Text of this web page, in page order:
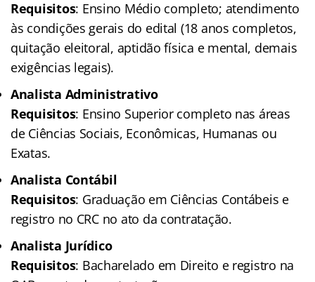
Requisitos: Ensino Médio completo; atendimento
às condições gerais do edital (18 anos completos,
quitação eleitoral, aptidão física e mental, demais
exigências legais).
Analista Administrativo
Requisitos: Ensino Superior completo nas áreas
de Ciências Sociais, Econômicas, Humanas ou
Exatas.
Analista Contábil
Requisitos: Graduação em Ciências Contábeis e
registro no CRC no ato da contratação.
Analista Jurídico
Requisitos: Bacharelado em Direito e registro na